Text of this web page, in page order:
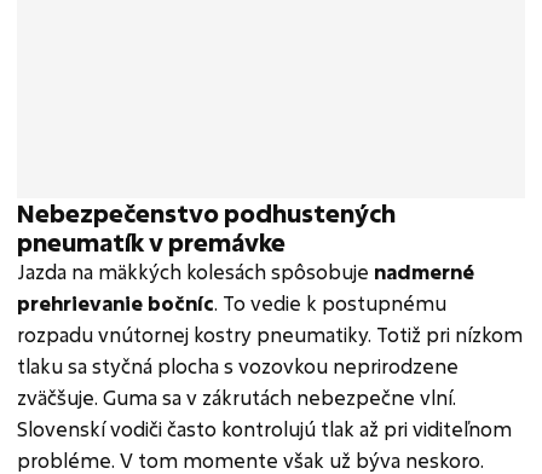
Nebezpečenstvo podhustených
pneumatík v premávke
Jazda na mäkkých kolesách spôsobuje nadmerné
prehrievanie bočníc. To vedie k postupnému
rozpadu vnútornej kostry pneumatiky. Totiž pri nízkom
tlaku sa styčná plocha s vozovkou neprirodzene
zväčšuje. Guma sa v zákrutách nebezpečne vlní.
Slovenskí vodiči často kontrolujú tlak až pri viditeľnom
probléme. V tom momente však už býva neskoro.